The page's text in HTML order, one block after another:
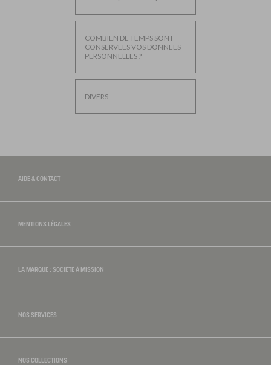
COMBIEN DE TEMPS SONT
CONSERVEES VOS DONNEES
PERSONNELLES ?
DIVERS
AIDE & CONTACT
MENTIONS LÉGALES
LA MARQUE : SOCIÉTÉ À MISSION
NOS SERVICES
NOS COLLECTIONS